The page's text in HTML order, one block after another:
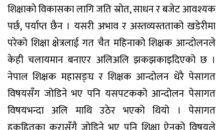
शिक्षाको विकासका लागि जति स्रोत, साधन र बजेट आवश्यक
पर्छ, पर्याप्त छैन । यसरी अभाव र अस्तव्यस्तताको खडेरीमा
परेको शिक्षा क्षेत्रलाई गत चैत महिनाको शिक्षक आन्दोलनले
केही चलायमान बनाएर अलिअलि झकझकाइदिएको छ ।
नेपाल शिक्षक महासङ्घ र शिक्षक आन्दोलन धेरै पेसागत
विषयसँग जोडिने भए पनि यसपटकको आन्दोलन पेसागत
विषयभन्दा अलि माथि उठेर भएको थियो । पेसागत